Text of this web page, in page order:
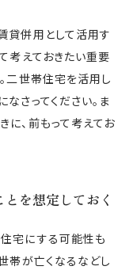
貸併用として活用す
考えておきたい重要
二世帯住宅を活用し
さってください。ま
、前もって考えてお
を想定しておく
宅にする可能性も
帯が亡くなるなどし